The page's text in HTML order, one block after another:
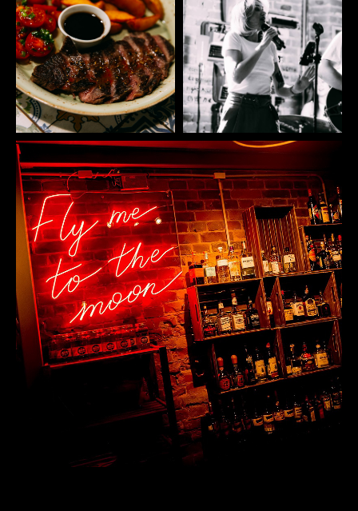
А ЕСЛИ ТЫ
ВСТРЕЧАЕШЬ НОВЫЙ
ГОД ДОМА,
ПРИХОДИ НОЧЬЮ
с 01:00
вход 2000 руб.-
МУЗЫКА: DJ
KOKOS
забронировать билет